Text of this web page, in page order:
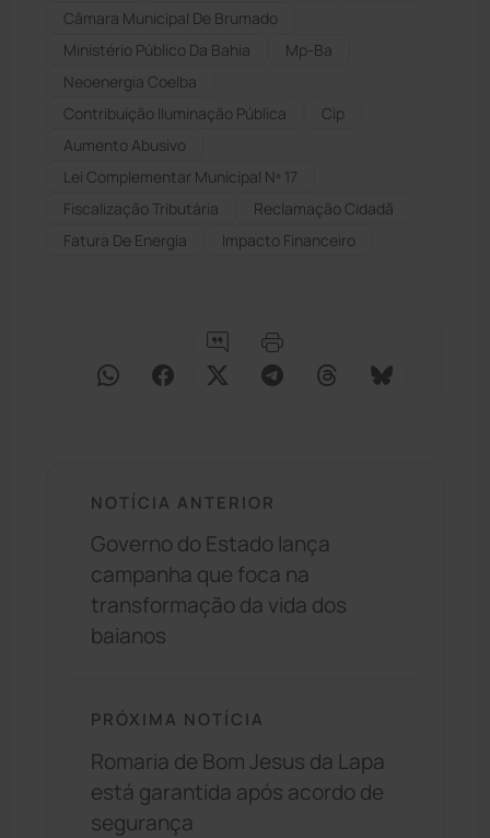
Câmara Municipal De Brumado
Ministério Público Da Bahia
Mp-Ba
Neoenergia Coelba
Contribuição Iluminação Pública
Cip
Aumento Abusivo
Lei Complementar Municipal Nº 17
Fiscalização Tributária
Reclamação Cidadã
Fatura De Energia
Impacto Financeiro
NOTÍCIA ANTERIOR
Governo do Estado lança
campanha que foca na
transformação da vida dos
baianos
PRÓXIMA NOTÍCIA
Romaria de Bom Jesus da Lapa
está garantida após acordo de
segurança